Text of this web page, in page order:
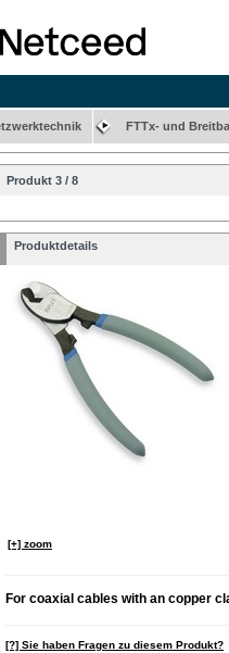
FTTx- und
Produkt 3 / 8
Produktdetails
[+] zoom
For coaxial cables with an copper
[?] Sie haben Fragen zu diesem Produkt?